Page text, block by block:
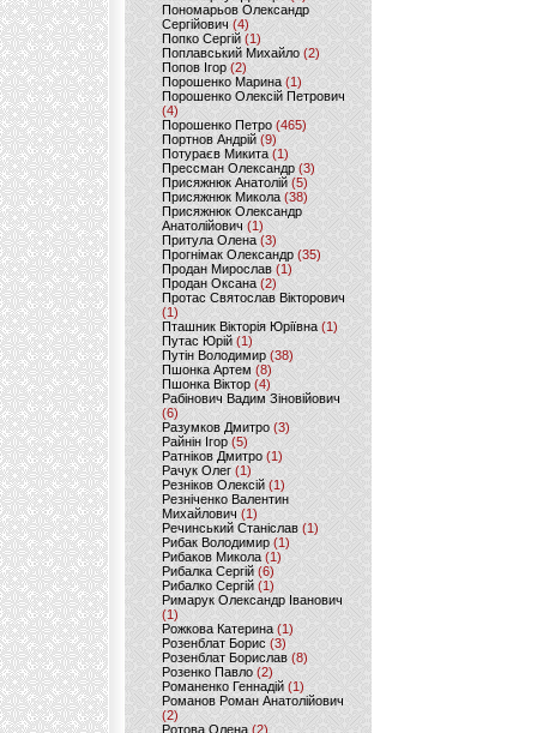
Пономарьов Олександр
Сергійович(4)
Попко Сергій (1)
Поплавський Михайло (2)
Попов Ігор(2)
Порошенко Марина (1)
Порошенко Олексій Петрович
(4)
Порошенко Петро (465)
Портнов Андрій (9)
Потураєв Микита(1)
Прессман Олександр(3)
Присяжнюк Анатолій (5)
Присяжнюк Микола (38)
Присяжнюк Олександр
Анатолійович (1)
Притула Олена (3)
Прогнімак Олександр(35)
Продан Мирослав(1)
Продан Оксана (2)
Протас Святослав Вікторович
(1)
Пташник Вікторія Юріївна (1)
Путас Юрій (1)
Путін Володимир(38)
Пшонка Артем (8)
Пшонка Віктор(4)
Рабінович Вадим Зіновійович
(6)
Разумков Дмитро (3)
Райнін Ігор(5)
Ратніков Дмитро (1)
Рачук Олег (1)
Резніков Олексій(1)
Резніченко Валентин
Михайлович (1)
Речинський Станіслав (1)
Рибак Володимир(1)
Рибаков Микола(1)
Рибалка Сергій (6)
Рибалко Сергій (1)
Римарук Олександр Іванович
(1)
Рожкова Катерина(1)
Розенблат Борис (3)
Розенблат Борислав (8)
Розенко Павло (2)
Романенко Геннадій (1)
Романов Роман Анатолійович
(2)
Ротова Олена(2)